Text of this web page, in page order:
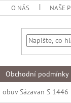
O NÁS NAŠE
Obchodní podmínky
Sázavan S 1446